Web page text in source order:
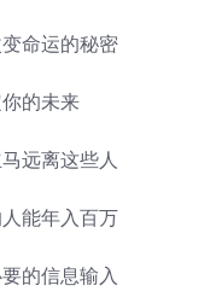
命运的秘密
的未来
远离这些人
能年入百万
的信息输入